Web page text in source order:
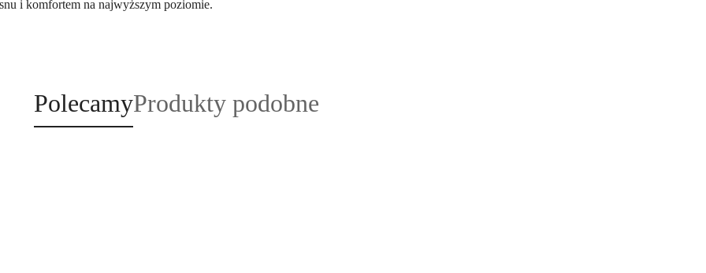
i komfortem na najwyższym poziomie.
Produkty
o
PolecamyProdukty
o
Produkty podobne